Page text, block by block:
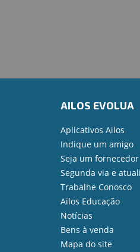
AILOS EVOLUA
Aplicativos Ailos
Indique um amigo
Seja um fornecedor
Segunda via e
Trabalhe Conosco
Ailos Educação
Notícias
Bens à venda
Mapa do site